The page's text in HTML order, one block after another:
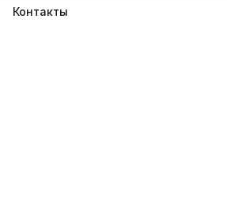
Контакты